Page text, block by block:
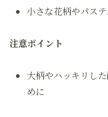
小さな花柄やパス
注意ポイント
大柄やハッキリし
めに